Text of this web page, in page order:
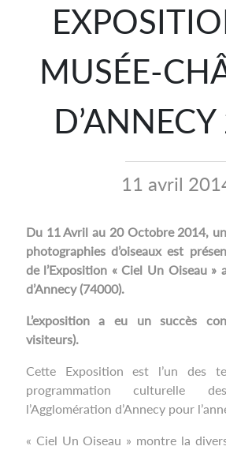
MUSÉE-
11 avril
Du 11 Avril au 20 Octobre 2014,
photographies d’oiseaux est
de l’Exposition « Ciel Un Oiseau »
d’Annecy (74000).
L’exposition a eu un succès
visiteurs).
Cette Exposition est l’un des
programmation culturelle
l’Agglomération d’Annecy pour
« Ciel Un Oiseau » montre la